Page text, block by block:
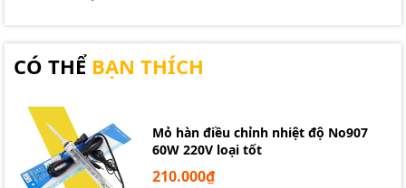
CÓ THỂ BẠN THÍCH
Mỏ hàn điều chỉnh nhiệt độ No907
60W 220V loại tốt
210.000₫